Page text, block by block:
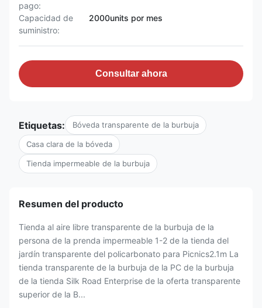
pago:
Capacidad de
suministro:
2000units por mes
Consultar ahora
Etiquetas: Bóveda transparente de la burbuja
Casa clara de la bóveda
Tienda impermeable de la burbuja
Resumen del producto
Tienda al aire libre transparente de la burbuja de la
persona de la prenda impermeable 1-2 de la tienda del
jardín transparente del policarbonato para Picnics2.1m La
tienda transparente de la burbuja de la PC de la burbuja
de la tienda Silk Road Enterprise de la oferta transparente
superior de la B...